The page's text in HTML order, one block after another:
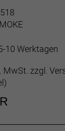
10 Werktagen
MwSt. zzgl.
)